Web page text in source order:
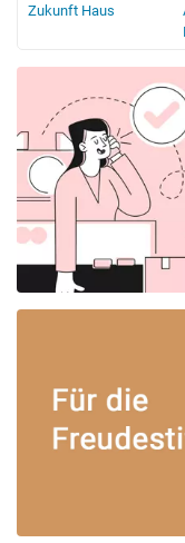
Zukunft Haus